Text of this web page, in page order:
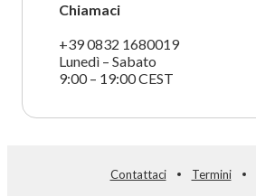
Chiamaci
+39 0832 1680019
Lunedì – Sabato
9:00 – 19:00 CEST
Contattaci Termini